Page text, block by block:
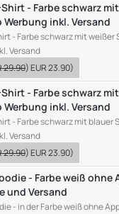
- Farbe schwarz
Werbung inkl. Versand
- Farbe schwarz mit weißer
Versand
29.90)EUR 23.90)
- Farbe schwarz
Werbung inkl. Versand
- Farbe schwarz mit blauer
Versand
29.90)EUR 23.90)
- Farbe weiß ohne
und Versand
- in der Farbe weiß ohne